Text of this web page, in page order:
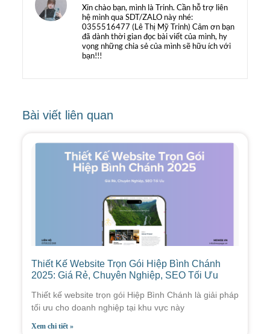
Xin chào bạn, mình là Trinh. Cần hỗ trợ liên
hệ mình qua SDT/ZALO này nhé:
0355516477 (Lê Thị Mỹ Trinh) Cảm ơn bạn
đã dành thời gian đọc bài viết của mình, hy
vọng những chia sẻ của mình sẽ hữu ích với
bạn!!!
Bài viết liên quan
Thiết Kế Website Trọn Gói Hiệp Bình Chánh
2025: Giá Rẻ, Chuyên Nghiệp, SEO Tối Ưu
Thiết kế website trọn gói Hiệp Bình Chánh là giải pháp
tối ưu cho doanh nghiệp tại khu vực này
Xem chi tiết »